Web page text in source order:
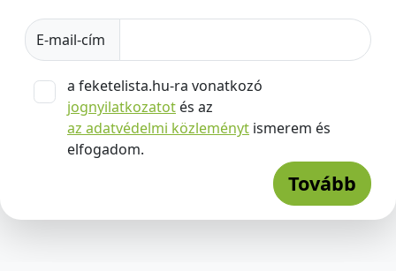
E-mail-cím
a feketelista.hu-ra vonatkozó
jognyilatkozatot és az
az adatvédelmi közleményt ismerem és
elfogadom.
Tovább